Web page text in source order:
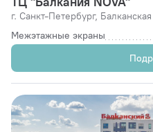
г. Санкт-Петербург,
Межэтажные экраны